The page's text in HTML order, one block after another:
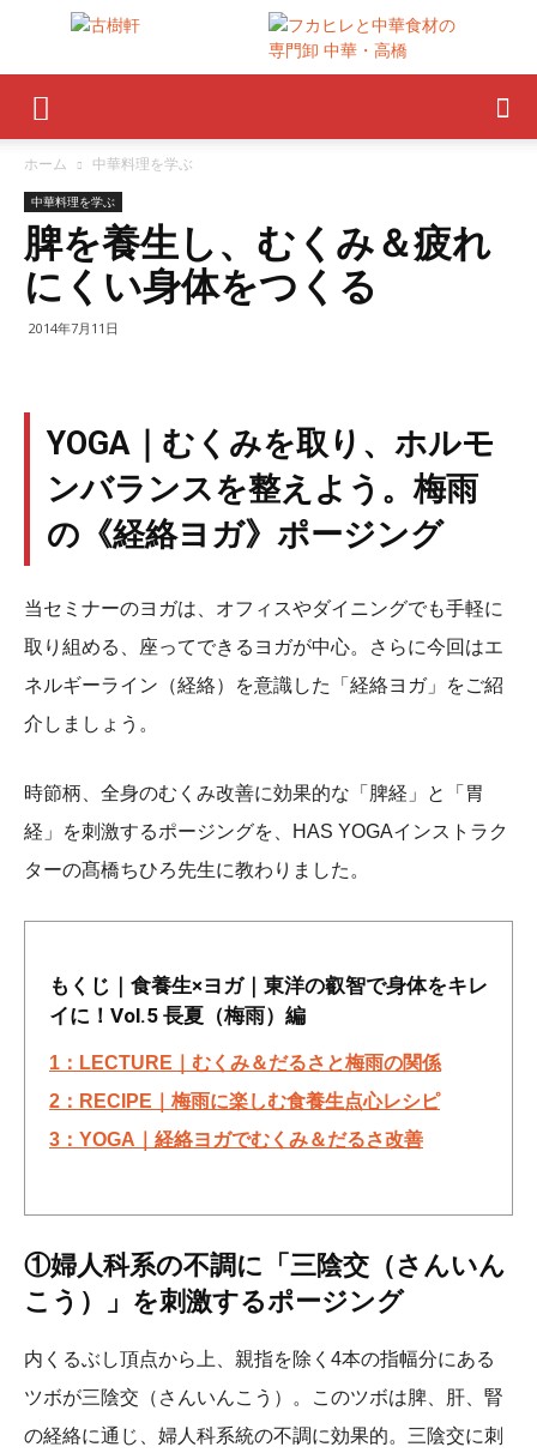
ホーム 中華料理を学ぶ
中華料理を学ぶ
脾を養生し、むくみ＆疲れ
にくい身体をつくる
2014年7月11日
YOGA｜むくみを取り、ホルモ
ンバランスを整えよう。梅雨
の《経絡ヨガ》ポージング
当セミナーのヨガは、オフィスやダイニングでも手軽に
取り組める、座ってできるヨガが中心。さらに今回はエ
ネルギーライン（経絡）を意識した「経絡ヨガ」をご紹
介しましょう。
時節柄、全身のむくみ改善に効果的な「脾経」と「胃
経」を刺激するポージングを、HAS YOGAインストラク
ターの髙橋ちひろ先生に教わりました。
もくじ｜食養生×ヨガ｜東洋の叡智で身体をキレ
イに！Vol.5 長夏（梅雨）編
1：LECTURE｜むくみ＆だるさと梅雨の関係
2：RECIPE｜梅雨に楽しむ食養生点心レシピ
3：YOGA｜経絡ヨガでむくみ＆だるさ改善
①婦人科系の不調に「三陰交（さんいん
こう）」を刺激するポージング
内くるぶし頂点から上、親指を除く4本の指幅分にある
ツボが三陰交（さんいんこう）。このツボは脾、肝、腎
の経絡に通じ、婦人科系統の不調に効果的。三陰交に刺